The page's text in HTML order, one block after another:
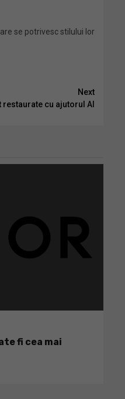
se potrivesc stilului lor
Next
cu ajutorul AI
fi cea mai